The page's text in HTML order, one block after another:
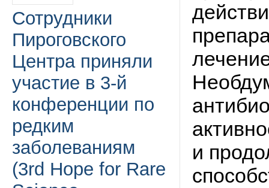
Сотрудники
Пироговского
Центра приняли
участие в 3-й
конференции по
редким
заболеваниям
(3rd Hope for Rare
и